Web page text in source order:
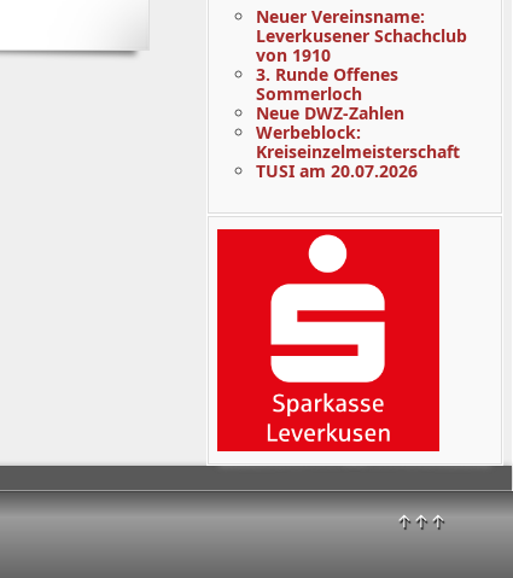
↑↑↑
Neuer Vereinsname:
Leverkusener Schachclub
von 1910
3. Runde Offenes
Sommerloch
Neue DWZ-Zahlen
Werbeblock:
Kreiseinzelmeisterschaft
TUSI am 20.07.2026